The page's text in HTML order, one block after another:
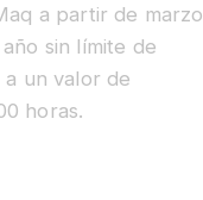
a partir de marzo
sin límite de
un valor de
horas.